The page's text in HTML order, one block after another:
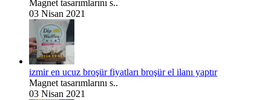
Magnet tasarımlarını s..
03 Nisan 2021
izmir en ucuz broşür fiyatları broşür el ilanı yaptır
Magnet tasarımlarını s..
03 Nisan 2021